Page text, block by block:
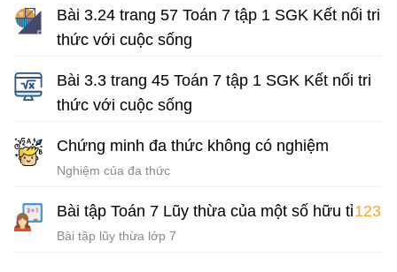
Bài 3.24 trang 57 Toán 7 tập 1 SGK Kết nối tri
thức với cuộc sống
Bài 3.3 trang 45 Toán 7 tập 1 SGK Kết nối tri
thức với cuộc sống
Chứng minh đa thức không có nghiệm
Nghiệm của đa thức
Bài tập Toán 7 Lũy thừa của một số hữu tỉ123
Bài tập lũy thừa lớp 7